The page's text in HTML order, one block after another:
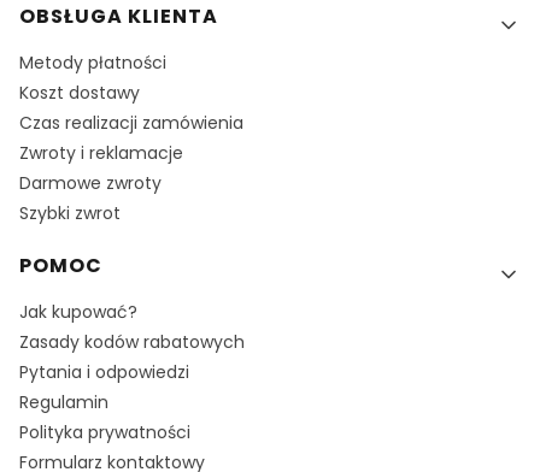
OBSŁUGA KLIENTA
Metody płatności
Koszt dostawy
Czas realizacji zamówienia
Zwroty i reklamacje
Darmowe zwroty
Szybki zwrot
POMOC
Jak kupować?
Zasady kodów rabatowych
Pytania i odpowiedzi
Regulamin
Polityka prywatności
Formularz kontaktowy